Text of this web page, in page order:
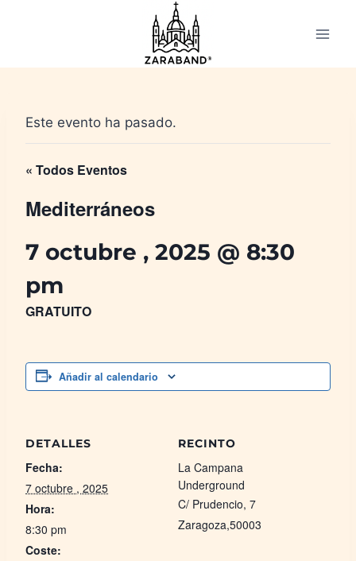
Este evento ha pasado.
« Todos Eventos
Mediterráneos
7 octubre , 2025 @ 8:30
pm
GRATUITO
Añadir al calendario
DETALLES
Fecha:
7 octubre , 2025
Hora:
8:30 pm
Coste:
RECINTO
La Campana
Underground
C/ Prudencio, 7
Zaragoza,50003